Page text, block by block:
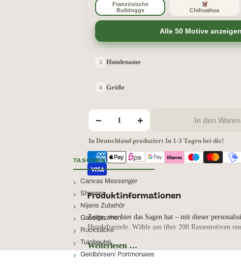
TASCHEN
Canvas Messenger
Shopper
Nijens Zubehör
Gassitaschen
Rucksäcke
Turnbeutel
Geldbörsen/ Portmonaies
Französische
Bulldogge
Chihuahua
Alle 50 Motive anzeigen
Hundename
Größe
− + In den
In Deutschland produziert In 1-3 Tagen bei dir!
Produktinformationen
Zeige, wer hier das Sagen hat – mit dieser
Hundefreunde. Wähle aus über 200 Rassemotiven
Wunschnamen hinzu, um deinen Eingangsbereich
Hochwertiger Fotodruck – farbintensiv, langlebig
Weiterlesen …